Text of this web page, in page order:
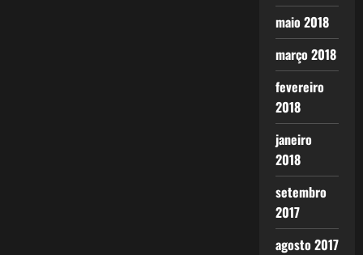
maio 2018
março 2018
fevereiro
2018
janeiro
2018
setembro
2017
agosto 2017